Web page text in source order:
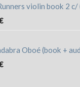
violin book 2
Oboé (book +